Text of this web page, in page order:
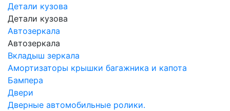
Детали кузова
Детали кузова
Автозеркала
Автозеркала
Вкладыш зеркала
Амортизаторы крышки багажника и капота
Бампера
Двери
Дверные автомобильные ролики.